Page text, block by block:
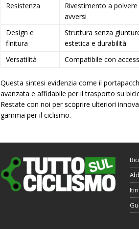
Resistenza
Rivestimento a
avversi
Design e
finitura
Struttura senza
estetica e durabilità
Versatilità
Compatibile con
Questa sintesi evidenzia come il
avanzata e affidabile per il trasporto su
Restate con noi per scoprire ulteriori
gamma per il ciclismo.
Bici